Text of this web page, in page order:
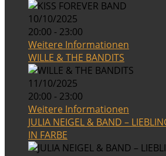
10/10/2025
20:00 - 23:00
Weitere Informationen
WILLE & THE BANDITS
11/10/2025
20:00 - 23:00
Weitere Informationen
JULIA NEIGEL & BAND –
IN FARBE